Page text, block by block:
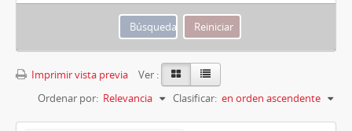
Imprimir vista previa
Ver :
Ordenar por: Relevancia Clasificar: en orden ascendente